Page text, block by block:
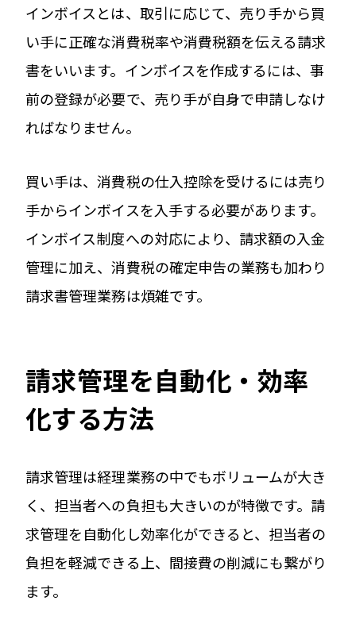
インボイスとは、取引に応じて、売り手から買
い手に正確な消費税率や消費税額を伝える請求
書をいいます。インボイスを作成するには、事
前の登録が必要で、売り手が自身で申請しなけ
ればなりません。
買い手は、消費税の仕入控除を受けるには売り
手からインボイスを入手する必要があります。
インボイス制度への対応により、請求額の入金
管理に加え、消費税の確定申告の業務も加わり
請求書管理業務は煩雑です。
請求管理を自動化・効率
化する方法
請求管理は経理業務の中でもボリュームが大き
く、担当者への負担も大きいのが特徴です。請
求管理を自動化し効率化ができると、担当者の
負担を軽減できる上、間接費の削減にも繋がり
ます。